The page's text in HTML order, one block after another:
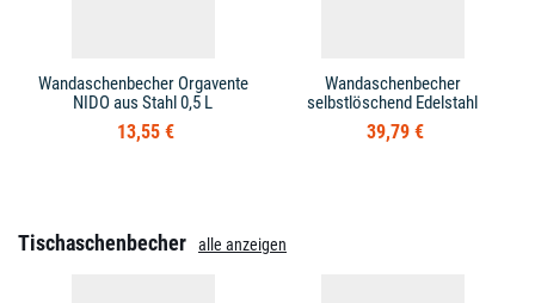
Wandaschenbecher Orgavente
NIDO aus Stahl 0,5 L
13,55 €
Wandaschenbecher
selbstlöschend Edelstahl
39,79 €
Tischaschenbecher alle anzeigen